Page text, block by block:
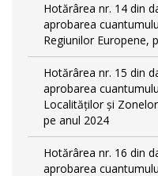
Hotărârea nr. 14 din
aprobarea
Regiunilor Europene,
Hotărârea nr. 15 din
aprobarea
Localităților și
pe anul 2024
Hotărârea nr. 16 din
aprobarea